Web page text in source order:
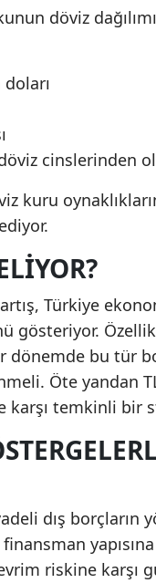
döviz
cinslerinden
kuru
Türkiye
gösteriyor.
dönemde bu tür
Öte yandan
karşı temkinli bir
dış
riskine karşı